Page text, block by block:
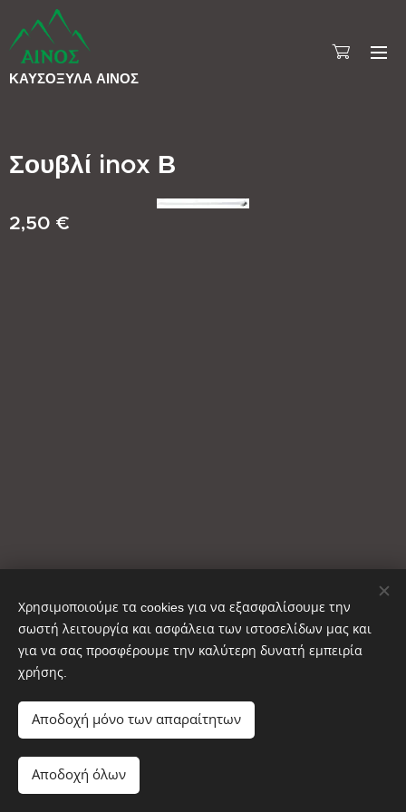
ΚΑΥΣΟΞΥΛΑ ΑΙΝΟΣ
Σουβλί inox Β
2,50 €
Copyright © ΚΑΥΣΟΞΥΛΑ ΑΙΝΟΣ 2025
Χρησιμοποιούμε τα cookies για να εξασφαλίσουμε την
σωστή λειτουργία και ασφάλεια των ιστοσελίδων μας και
για να σας προσφέρουμε την καλύτερη δυνατή εμπειρία
χρήσης.
Αποδοχή μόνο των απαραίτητων
Αποδοχή όλων